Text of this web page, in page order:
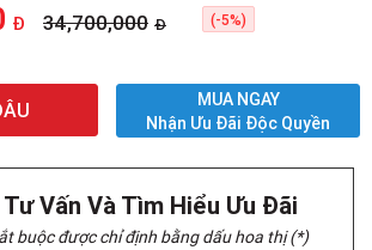
Đ 34,700,000 Đ (-5%)
MUA NGAY
Nhận Ưu Đãi Độc Quyền
Tư Vấn Và Tìm Hiểu Ưu Đãi
buộc được chỉ định bằng dấu hoa thị (*)